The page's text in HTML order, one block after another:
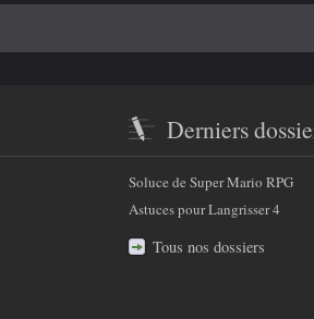
Derniers
Soluce de Super Mario RPG
Astuces pour Langrisser 4
Tous nos dossiers